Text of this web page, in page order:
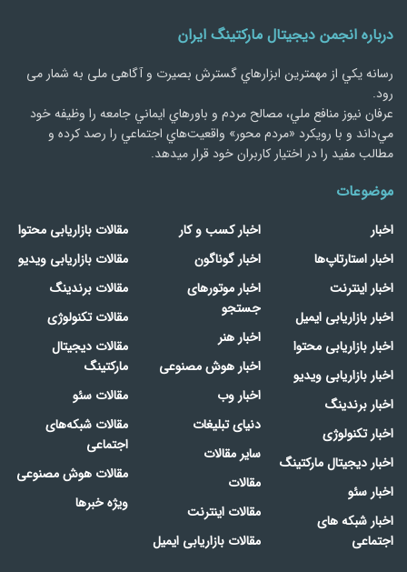
درباره انجمن دیجیتال مارکتینگ ایران
رسانه يكي از مهمترین ابزارهاي گسترش بصیرت و آگاهی ملی به شمار می
رود.
عرفان نیوز منافع ملي، مصالح مردم و باورهاي ايماني جامعه را وظيفه خود
مي‌داند و با رويكرد «مردم‌ محور» واقعيت‌هاي اجتماعي را رصد کرده و
مطالب مفید را در اختیار کاربران خود قرار میدهد.
موضوعات
اخبار
اخبار استارتاپ‌ها
اخبار اینترنت
اخبار بازاریابی ایمیل
اخبار بازاریابی محتوا
اخبار بازاریابی ویدیو
اخبار برندینگ
اخبار تکنولوژی
اخبار دیجیتال مارکتینگ
اخبار سئو
اخبار شبکه های
اجتماعی
اخبار کسب و کار
اخبار گوناگون
اخبار موتورهای
جستجو
اخبار هنر
اخبار هوش مصنوعی
اخبار وب
دنیای تبلیغات
سایر مقالات
مقالات
مقالات اینترنت
مقالات بازاریابی ایمیل
مقالات بازاریابی محتوا
مقالات بازاریابی ویدیو
مقالات برندینگ
مقالات تکنولوژی
مقالات دیجیتال
مارکتینگ
مقالات سئو
مقالات شبکه‌های
اجتماعی
مقالات هوش مصنوعی
ویژه خبرها